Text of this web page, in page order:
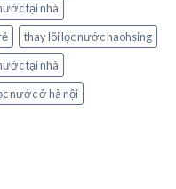
tại nhà
thay lõi lọc nước haohsing
tại nhà
nước ở hà nội